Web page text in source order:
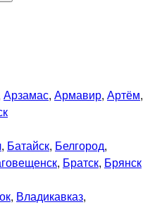
Арзамас, Армавир, Артём,
, Батайск, Белгород,
, Братск, Брянск
, Владикавказ,